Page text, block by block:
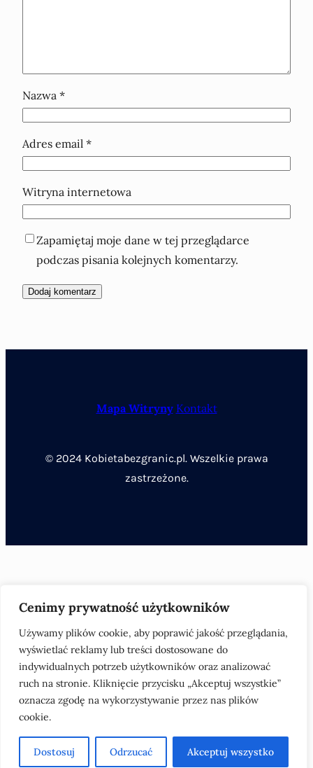
Cenimy prywatność użytkowników
Używamy plików cookie, aby poprawić jakość przeglądania,
wyświetlać reklamy lub treści dostosowane do
indywidualnych potrzeb użytkowników oraz analizować
ruch na stronie. Kliknięcie przycisku „Akceptuj wszystkie”
oznacza zgodę na wykorzystywanie przez nas plików
cookie.
Dostosuj Odrzucać Akceptuj wszystko
Nazwa *
Adres email *
Witryna internetowa
Zapamiętaj moje dane w tej przeglądarce
podczas pisania kolejnych komentarzy.
Mapa Witryny Kontakt
© 2024 Kobietabezgranic.pl. Wszelkie prawa
zastrzeżone.